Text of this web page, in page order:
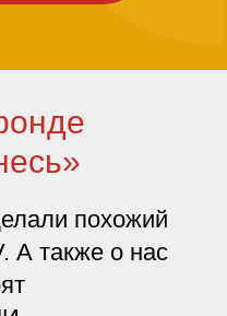
похожий
А также о нас